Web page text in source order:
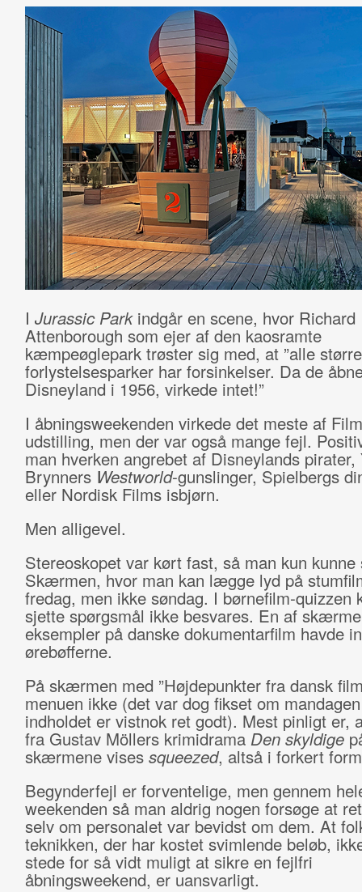
I Jurassic Parkindgår en scene, hvor Richard
Attenborough som ejer af den kaosramte
kæmpeøglepark trøster sig med, at ”alle større
forlystelsesparker har forsinkelser. Da de
Disneyland i 1956, virkede intet!”
I åbningsweekenden virkede det meste af
udstilling, men der var også mange fejl.
man hverken angrebet af Disneylands pirater,
Brynners Westworld-gunslinger, Spielbergs
eller Nordisk Films isbjørn.
Men alligevel.
Stereoskopet var kørt fast, så man kun kunne
Skærmen, hvor man kan lægge lyd på
fredag, men ikke søndag. I børnefilm-quizzen
sjette spørgsmål ikke besvares. En af
eksempler på danske dokumentarfilm havde
ørebøfferne.
På skærmen med ”Højdepunkter fra dansk
menuen ikke (det var dog fikset om
indholdet er vistnok ret godt). Mest pinligt er,
fra Gustav Möllers krimidrama Den skyldige
skærmene vises squeezed, altså i forkert
Begynderfejl er forventelige, men gennem
weekenden så man aldrig nogen forsøge at
selv om personalet var bevidst om dem. At
teknikken, der har kostet svimlende beløb,
stede for så vidt muligt at sikre en fejlfri
åbningsweekend, er uansvarligt.